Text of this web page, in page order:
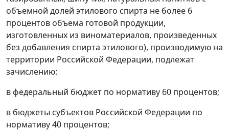
объемной долей этилового спирта не более 6
процентов объема готовой продукции,
изготовленных из виноматериалов, произведенных
без добавления спирта этилового), производимую на
территории Российской Федерации, подлежат
зачислению:
в федеральный бюджет по нормативу 60 процентов;
в бюджеты субъектов Российской Федерации по
нормативу 40 процентов;